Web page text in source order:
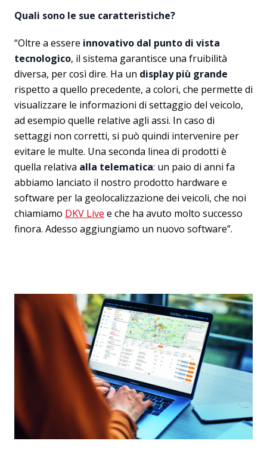
Quali sono le sue caratteristiche?
“Oltre a essere innovativo dal punto di vista
tecnologico, il sistema garantisce una fruibilità
diversa, per così dire. Ha un display più grande
rispetto a quello precedente, a colori, che permette di
visualizzare le informazioni di settaggio del veicolo,
ad esempio quelle relative agli assi. In caso di
settaggi non corretti, si può quindi intervenire per
evitare le multe. Una seconda linea di prodotti è
quella relativa alla telematica: un paio di anni fa
abbiamo lanciato il nostro prodotto hardware e
software per la geolocalizzazione dei veicoli, che noi
chiamiamo DKV Live e che ha avuto molto successo
finora. Adesso aggiungiamo un nuovo software”.